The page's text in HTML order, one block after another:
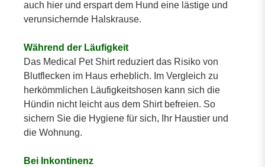
auch hier und erspart dem Hund eine lästige und
verunsichernde Halskrause.
Während der Läufigkeit
Das Medical Pet Shirt reduziert das Risiko von
Blutflecken im Haus erheblich. Im Vergleich zu
herkömmlichen Läufigkeitshosen kann sich die
Hündin nicht leicht aus dem Shirt befreien. So
sichern Sie die Hygiene für sich, Ihr Haustier und
die Wohnung.
Bei Inkontinenz